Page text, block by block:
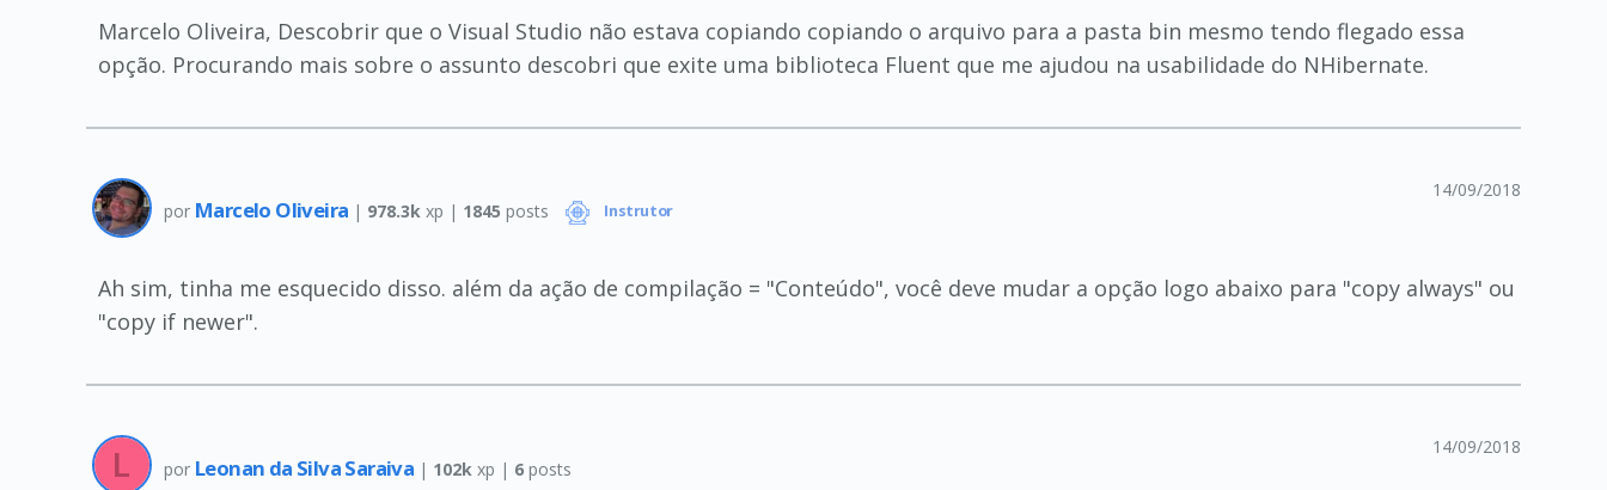
Marcelo Oliveira, Descobrir que o Visual Studio não estava copiando copiando o arquivo para a pasta bin mesmo tendo flegado essa
opção. Procurando mais sobre o assunto descobri que exite uma biblioteca Fluent que me ajudou na usabilidade do NHibernate.
por Marcelo Oliveira | 978.3k xp | 1845 posts Instrutor
14/09/2018
Ah sim, tinha me esquecido disso. além da ação de compilação = "Conteúdo", você deve mudar a opção logo abaixo para "copy always" ou
"copy if newer".
por Leonan da Silva Saraiva | 102k xp | 6posts
14/09/2018